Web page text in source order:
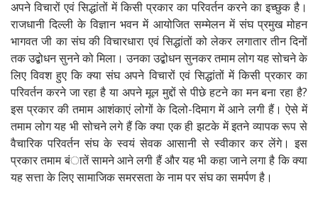
अपने विचारों एवं सिद्धांतों में किसी प्रकार का परिवर्तन करने का इच्छुक है।
राजधानी दिल्ली के विज्ञान भवन में आयोजित सम्मेलन में संघ प्रमुख मोहन
भागवत जी का संघ की विचारधारा एवं सिद्धांतों को लेकर लगातार तीन दिनों
तक उद्बोधन सुनने को मिला। उनका उद्बोधन सुनकर तमाम लोग यह सोचने के
लिए विवश हुए कि क्या संघ अपने विचारों एवं सिद्धांतों में किसी प्रकार का
परिवर्तन करने जा रहा है या अपने मूल मुद्दों से पीछे हटने का मन बना रहा है?
इस प्रकार की तमाम आशंकाएं लोगों के दिलो-दिमाग में आने लगी हैं। ऐसे में
तमाम लोग यह भी सोचने लगे हैं कि क्या एक ही झटके में इतने व्यापक रूप से
वैचारिक परिवर्तन संघ के स्वयं सेवक आसानी से स्वीकार कर लेंगे। इस
प्रकार तमाम बंातें सामने आने लगी हैं और यह भी कहा जाने लगा है कि क्या
यह सत्ता के लिए सामाजिक समरसता के नाम पर संघ का समर्पण है।